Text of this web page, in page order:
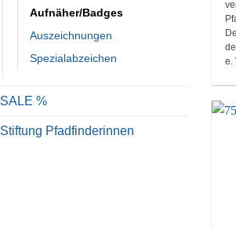
Aufnäher/Badges
Auszeichnungen
Spezialabzeichen
SALE %
Stiftung Pfadfinderinnen
e.